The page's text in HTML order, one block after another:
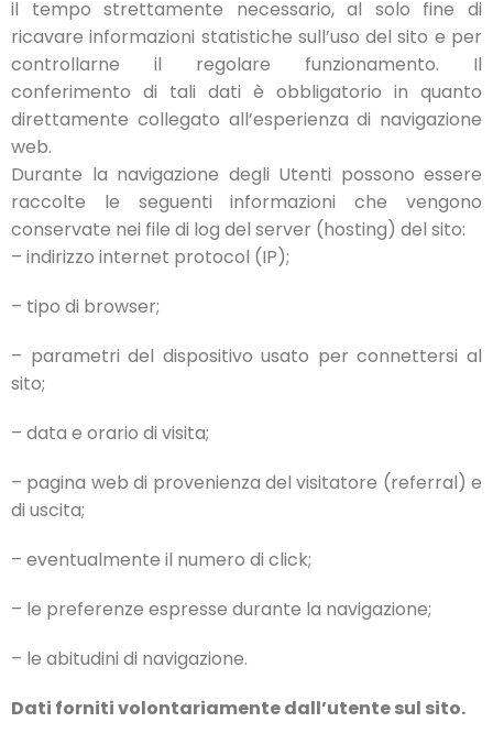
il tempo strettamente necessario, al solo fine di
ricavare informazioni statistiche sull’uso del sito e per
controllarne il regolare funzionamento. Il
conferimento di tali dati è obbligatorio in quanto
direttamente collegato all’esperienza di navigazione
web.
Durante la navigazione degli Utenti possono essere
raccolte le seguenti informazioni che vengono
conservate nei file di log del server (hosting) del sito:
– indirizzo internet protocol (IP);
– tipo di browser;
– parametri del dispositivo usato per connettersi al
sito;
– data e orario di visita;
– pagina web di provenienza del visitatore (referral) e
di uscita;
– eventualmente il numero di click;
– le preferenze espresse durante la navigazione;
– le abitudini di navigazione.
Dati forniti volontariamente dall’utente sul sito.